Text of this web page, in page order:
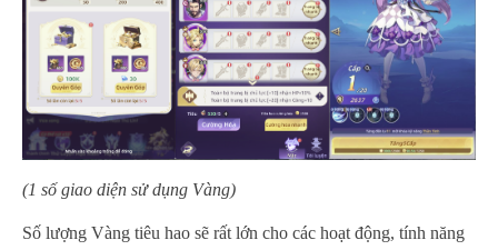
(1 số giao diện sử dụng Vàng)
Số lượng Vàng tiêu hao sẽ rất lớn cho các hoạt động, tính năng